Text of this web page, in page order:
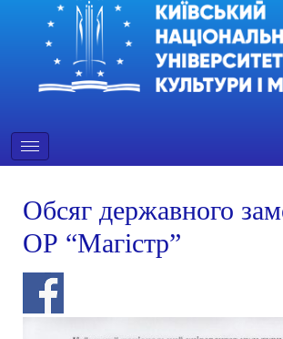
Обсяг державного
ОР “Магістр”